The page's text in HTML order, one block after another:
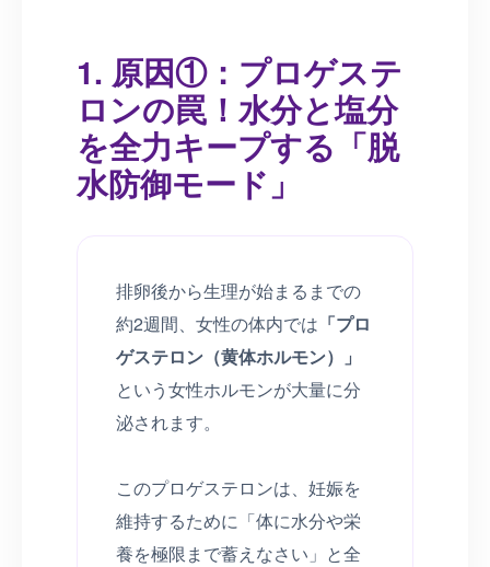
1. 原因①：プロゲステ
ロンの罠！水分と塩分
を全力キープする「脱
水防御モード」
排卵後から生理が始まるまでの
約2週間、女性の体内では 「プロ
ゲステロン（黄体ホルモン）」
という女性ホルモンが大量に分
泌されます。
このプロゲステロンは、妊娠を
維持するために「体に水分や栄
養を極限まで蓄えなさい」と全